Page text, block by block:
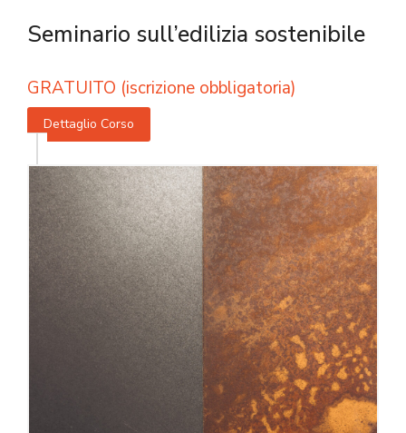
Seminario sull’edilizia sostenibile
GRATUITO (iscrizione obbligatoria)
Dettaglio Corso